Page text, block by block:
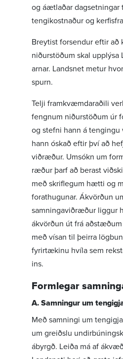
og áætl­aðar dagsetn­ingar
tengi­kostn­aður og
Breytist forsendur eftir að
niður­stöðum skal
arnar. Landsnet metur
spurn.
Telji fram­kvæmdaraðili
fengnum niður­stöðum úr
og stefni hann á
hann óskað eftir því að
við­ræður. Umsókn um
ræður þarf að berast
með skrif­legum hætti og
forat­hug­unar. Ákvörðun
samn­inga­við­ræður liggur
ákvörðun út frá
með vísan til þeirra
fyrir­tækinu hvíla sem
ins.
Form­legar
A. Samn­ingur um
Með samn­ingi um
um greiðslu
ábyrgð. Leiða má af